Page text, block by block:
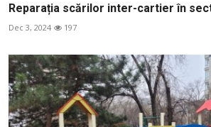
Reparația scărilor inter-cartier în
Dec 3, 2024 197